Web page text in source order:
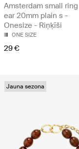
Amsterdam small ring
ear 20mm plain s -
Onesize - Riņķīši
ONE SIZE
29 €
Jauna sezona